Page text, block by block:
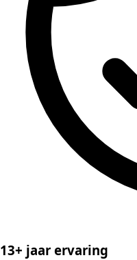
13+ jaar ervaring